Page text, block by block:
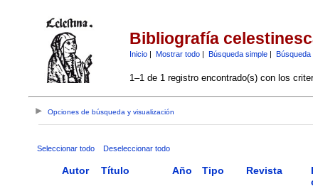
Bibliografía
Inicio| Mostrar todo| Búsqueda simple| Búsqueda
1–1 de 1 registro encontrado(s) con los
Opciones de búsqueda y visualización
Seleccionar todo Deseleccionar todo
Autor Título Año Tipo Revista